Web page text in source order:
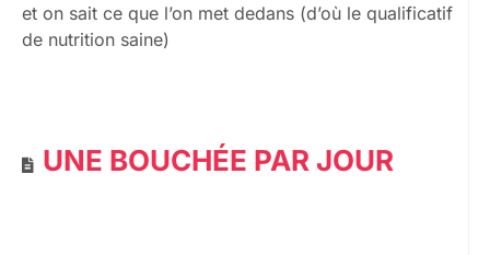
et on sait ce que l’on met dedans (d’où le qualificatif
de nutrition saine)
UNE BOUCHÉE PAR JOUR